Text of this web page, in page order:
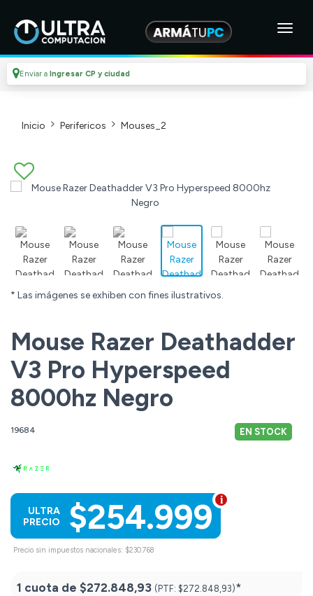
Enviar a Ingresar CP y ciudad
Inicio Perifericos Mouses_2
* Las imágenes se exhiben con fines ilustrativos.
Mouse Razer Deathadder
V3 Pro Hyperspeed
8000hz Negro
19684 EN STOCK
$254.999
ULTRA
PRECIO
Precio sin impuestos nacionales: $230.768
1 cuota de $272.848,93 (PTF: $272.848,93)*